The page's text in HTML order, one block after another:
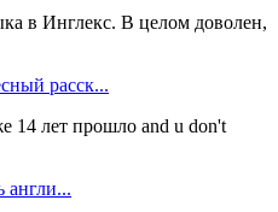
в Инглекс. В целом доволен,
расск...
14 лет прошло and u don't
англи...